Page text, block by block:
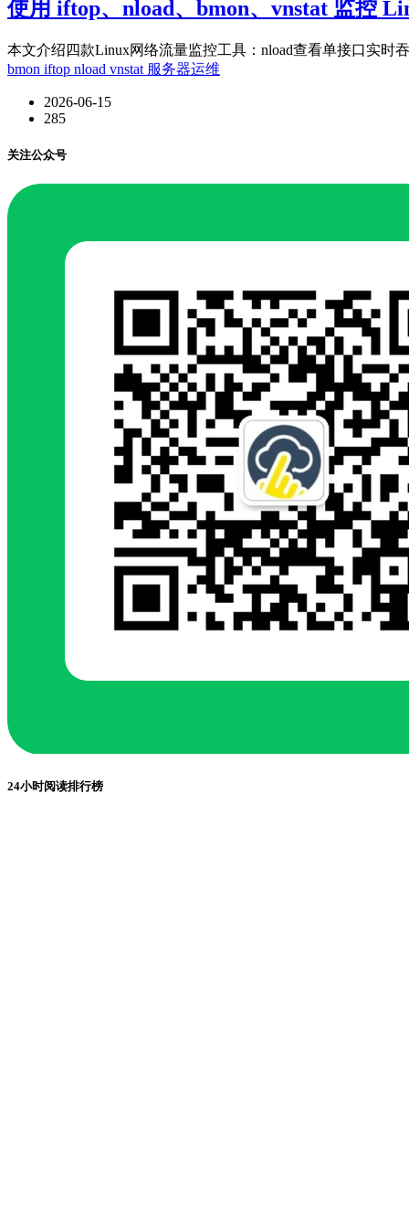
使用 iftop、nload、bmon、vnstat 监控
本文介绍四款Linux网络流量监控工具：nload查看单接口实时
bmon iftop nload vnstat 服务器运维
2026-06-15
285
关注公众号
24小时阅读排行榜